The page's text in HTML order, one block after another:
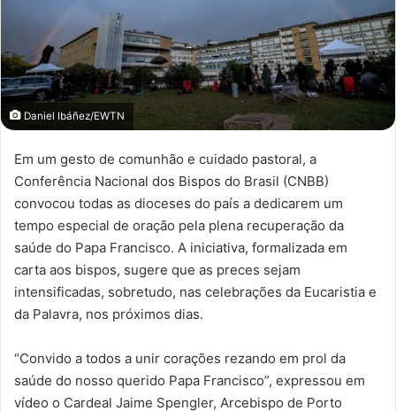
Daniel Ibáñez/EWTN
Em um gesto de comunhão e cuidado pastoral, a
Conferência Nacional dos Bispos do Brasil (CNBB)
convocou todas as dioceses do país a dedicarem um
tempo especial de oração pela plena recuperação da
saúde do Papa Francisco. A iniciativa, formalizada em
carta aos bispos, sugere que as preces sejam
intensificadas, sobretudo, nas celebrações da Eucaristia e
da Palavra, nos próximos dias.
“Convido a todos a unir corações rezando em prol da
saúde do nosso querido Papa Francisco”, expressou em
vídeo o Cardeal Jaime Spengler, Arcebispo de Porto